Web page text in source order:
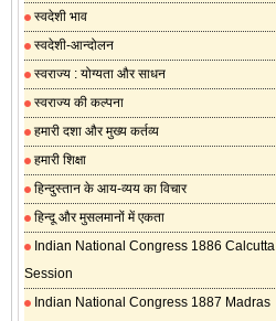
स्वदेशी भाव
स्वदेशी-आन्दोलन
स्वराज्य : योग्यता और साधन
स्वराज्य की कल्पना
हमारी दशा और मुख्य कर्तव्य
हमारी शिक्षा
हिन्दुस्तान के आय-व्यय का विचार
हिन्दू और मुसलमानों में एकता
Indian National Congress 1886 Calcutta
Session
Indian National Congress 1887 Madras